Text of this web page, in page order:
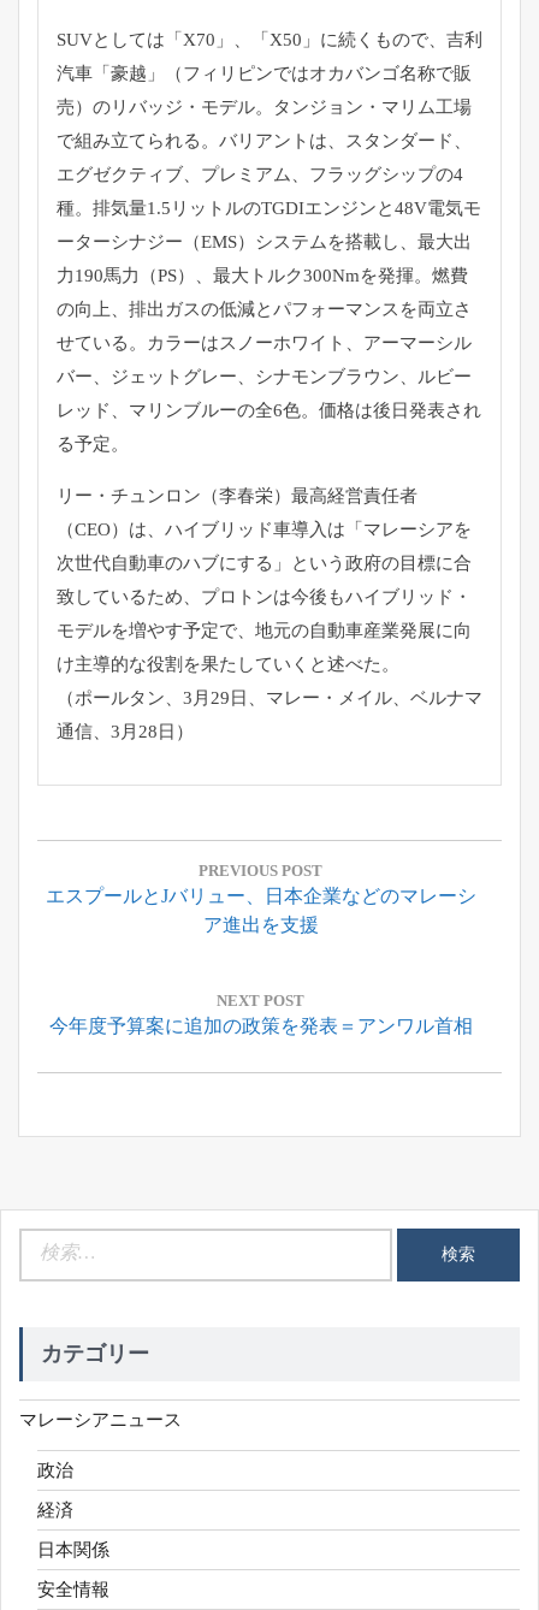
SUVとしては「X70」、「X50」に続くもので、吉利
汽車「 豪越」（フィリピンではオカバンゴ名称で販
売）のリバッジ・ モデル。タンジョン・マリム工場
で組み立てられる。 バリアントは、スタンダード、
エグゼクティブ、プレミアム、 フラッグシップの4
種。排気量1.5リットルのTGDIエンジンと48V電気モ
ーターシナジー（EMS）システムを搭載し、最大出
力190馬力（PS）、 最大トルク300Nmを発揮。燃費
の向上、 排出ガスの低減とパフォーマンスを両立さ
せている。
カラーはスノーホワイト、アーマーシル
バー、ジェットグレー、 シナモンブラウン、ルビー
レッド、マリンブルーの全6色。 価格は後日発表され
る予定。
リー・チュンロン（李春栄）最高経営責任者
（CEO）は、 ハイブリッド車導入は「マレーシアを
次世代自動車のハブにする」
という政府の目標に合
致しているため、 プロトンは今後もハイブリッド・
モデルを増やす予定で、 地元の自動車産業発展に向
け主導的な役割を果たしていくと述べた 。
（ポールタン、3月29日、マレー・メイル、ベルナマ
通信、 3月28日）
投
ナ
シ
ョ
PREVIOUS POST
Previous
エスプールとJバリュー、日本企業などのマレーシ
ア進出を支援
NEXT POST
Next
今年度予算案に追加の政策を発表＝アンワル首相
カテゴリー
マレーシアニュース
政治
経済
日本関係
安全情報